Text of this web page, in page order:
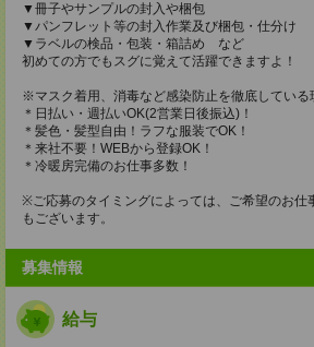
▼冊子やサンプルの封入や梱包
▼パンフレット等の封入作業及び梱包・仕分け
▼ラベルの検品・包装・箱詰め など
初めての方でもスグに覚えて活躍できますよ！
※マスク着用、消毒など感染防止を徹底している
＊日払い・週払いOK(2営業日後振込)！
＊髪色・髪型自由！ラフな服装でOK！
＊来社不要！WEBから登録OK！
＊冷暖房完備のお仕事多数！
※ご応募のタイミングによっては、ご希望のお仕
もございます。
募集情報
給与